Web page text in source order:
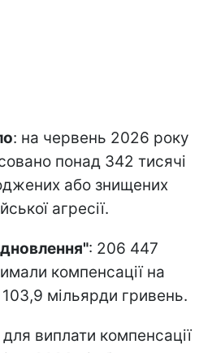
: на червень 2026 року
понад 342 тисячі
або знищених
агресії.
: 206 447
компенсації на
мільярди гривень.
для виплати компенсації